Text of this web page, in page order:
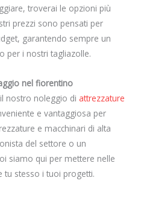
troverai le opzioni più
prezzi sono pensati per
garantendo sempre un
per i nostri tagliazolle.
nel fiorentino
nostro noleggio di attrezzature
e vantaggiosa per
e macchinari di alta
del settore o un
siamo qui per mettere nelle
tu stesso i tuoi progetti.